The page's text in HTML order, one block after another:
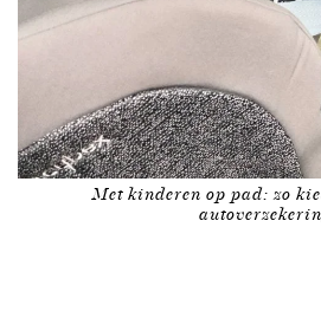
Met kinderen op pad: zo